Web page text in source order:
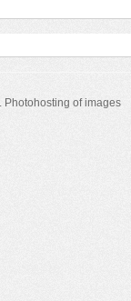
Photohosting of images